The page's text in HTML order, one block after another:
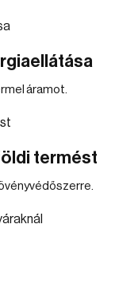
áramot.
termést